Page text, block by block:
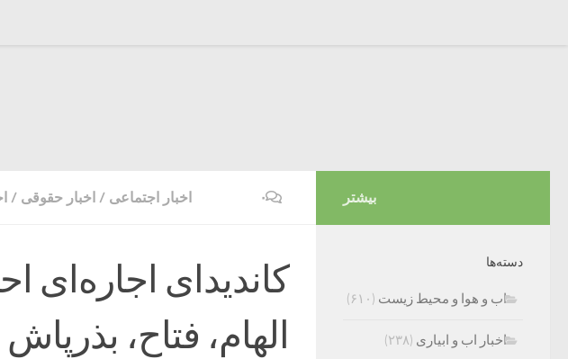
اخبار اجتماعی / اخبار حقوقی / ۰
کاندیدای اجاره‌ای
الهام، فتاح،
بیشتر
دسته‌ها
اب و هوا و محیط زیست (۶۱۰)
اخبار اب و ابیاری (۲۳۸)